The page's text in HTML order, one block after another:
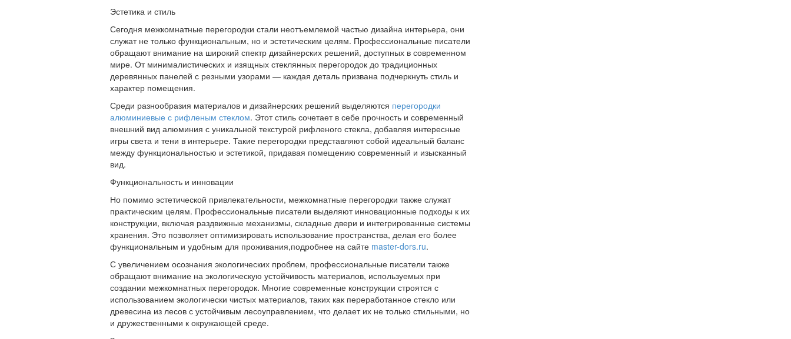
Эстетика и стиль
Сегодня межкомнатные перегородки стали неотъемлемой частью дизайна интерьера, они
служат не только функциональным, но и эстетическим целям. Профессиональные писатели
обращают внимание на широкий спектр дизайнерских решений, доступных в современном
мире. От минималистических и изящных стеклянных перегородок до традиционных
деревянных панелей с резными узорами — каждая деталь призвана подчеркнуть стиль и
характер помещения.
Среди разнообразия материалов и дизайнерских решений выделяются перегородки
алюминиевые с рифленым стеклом. Этот стиль сочетает в себе прочность и современный
внешний вид алюминия с уникальной текстурой рифленого стекла, добавляя интересные
игры света и тени в интерьере. Такие перегородки представляют собой идеальный баланс
между функциональностью и эстетикой, придавая помещению современный и изысканный
вид.
Функциональность и инновации
Но помимо эстетической привлекательности, межкомнатные перегородки также служат
практическим целям. Профессиональные писатели выделяют инновационные подходы к их
конструкции, включая раздвижные механизмы, складные двери и интегрированные системы
хранения. Это позволяет оптимизировать использование пространства, делая его более
функциональным и удобным для проживания,подробнее на сайте master-dors.ru.
С увеличением осознания экологических проблем, профессиональные писатели также
обращают внимание на экологическую устойчивость материалов, используемых при
создании межкомнатных перегородок. Многие современные конструкции строятся с
использованием экологически чистых материалов, таких как переработанное стекло или
древесина из лесов с устойчивым лесоуправлением, что делает их не только стильными, но
и дружественными к окружающей среде.